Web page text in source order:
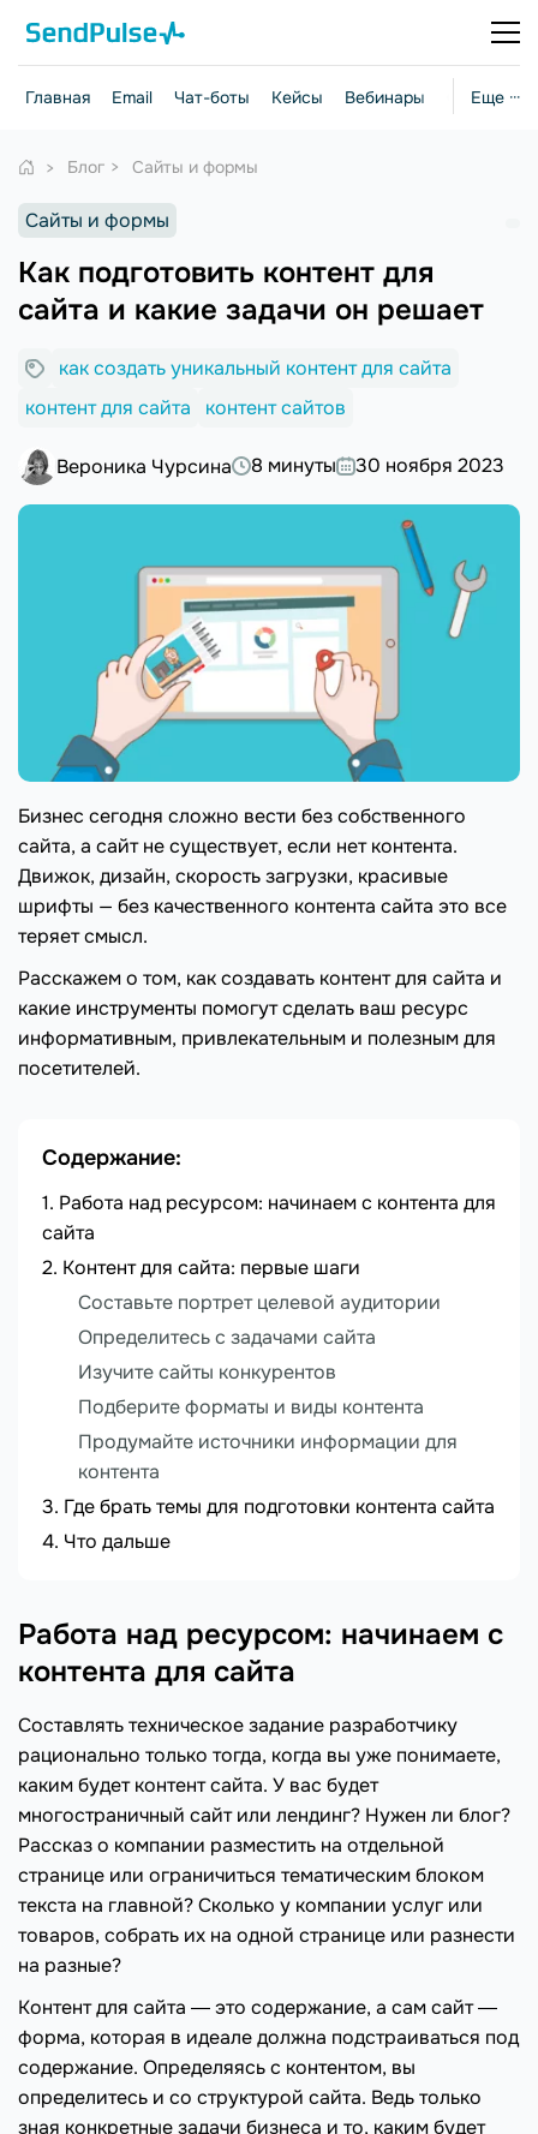
Еще ···
Главная Email Чат-боты Кейсы Вебинары Стратегии
Блог Сайты и формы
Сайты и формы
Как подготовить контент для
сайта и какие задачи он решает
как создать уникальный контент для сайта
контент для сайта
контент сайтов
Вероника Чурсина 8 минуты 30 ноября 2023
Бизнес сегодня сложно вести без собственного
сайта, а сайт не существует, если нет контента.
Движок, дизайн, скорость загрузки, красивые
шрифты — без качественного контента сайта это все
теряет смысл.
Расскажем о том, как создавать контент для сайта и
какие инструменты помогут сделать ваш ресурс
информативным, привлекательным и полезным для
посетителей.
Содержание:
Работа над ресурсом: начинаем с контента для
сайта
Контент для сайта: первые шаги
Составьте портрет целевой аудитории
Определитесь с задачами сайта
Изучите сайты конкурентов
Подберите форматы и виды контента
Продумайте источники информации для
контента
Где брать темы для подготовки контента сайта
Что дальше
Работа над ресурсом: начинаем с
контента для сайта
Составлять техническое задание разработчику
рационально только тогда, когда вы уже понимаете,
каким будет контент сайта. У вас будет
многостраничный сайт или лендинг? Нужен ли блог?
Рассказ о компании разместить на отдельной
странице или ограничиться тематическим блоком
текста на главной? Сколько у компании услуг или
товаров, собрать их на одной странице или разнести
на разные?
Контент для сайта ― это содержание, а сам сайт ―
форма, которая в идеале должна подстраиваться под
содержание. Определяясь с контентом, вы
определитесь и со структурой сайта. Ведь только
зная конкретные задачи бизнеса и то, каким будет